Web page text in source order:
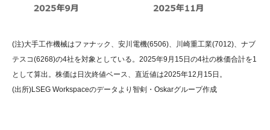
(注)大手工作機械はファナック、安川電機(6506)、川崎重工業(7012)、ナブ
テスコ(6268)の4社を対象としている。2025年9月15日の4社の株価合計を1
として算出。株価は日次終値ベース、直近値は2025年12月15日。
(出所)LSEG Workspaceのデータより智剣・Oskarグループ作成